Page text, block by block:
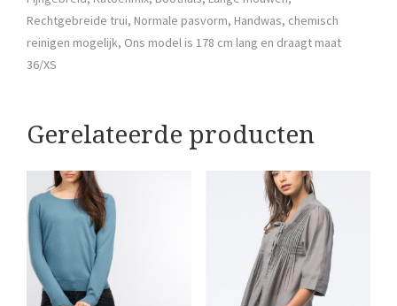
Rechtgebreide trui, Normale pasvorm, Handwas, chemisch
reinigen mogelijk, Ons model is 178 cm lang en draagt maat
36/XS
Gerelateerde producten